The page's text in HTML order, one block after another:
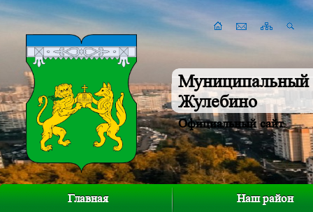
Муниципальный
Жулебино
Официальный сайт
Главная Наш район